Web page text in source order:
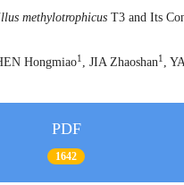
methylotrophicus T3 and Its
Hongmiao1 , JIA Zhaoshan1 ,
PDF
1642